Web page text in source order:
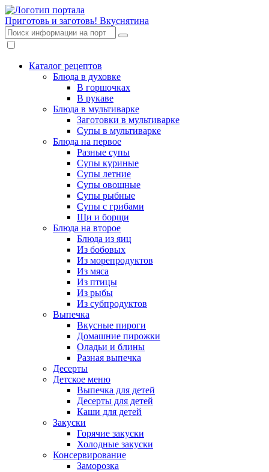
Приготовь и заготовь! Вкуснятина
Каталог рецептов
Блюда в духовке
В горшочках
В рукаве
Блюда в мультиварке
Заготовки в мультиварке
Супы в мультиварке
Блюда на первое
Разные супы
Супы куриные
Супы летние
Супы овощные
Супы рыбные
Супы с грибами
Щи и борщи
Блюда на второе
Блюда из яиц
Из бобовых
Из морепродуктов
Из мяса
Из птицы
Из рыбы
Из субпродуктов
Выпечка
Вкусные пироги
Домашние пирожки
Оладьи и блины
Разная выпечка
Десерты
Детское меню
Выпечка для детей
Десерты для детей
Каши для детей
Закуски
Горячие закуски
Холодные закуски
Консервирование
Заморозка